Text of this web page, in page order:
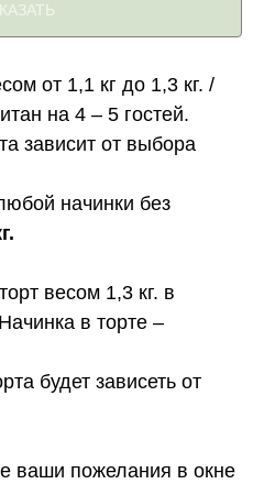
от 1,1 кг до 1,3 кг. /
на 4 – 5 гостей.
зависит от выбора
начинки без
весом 1,3 кг. в
в торте –
будет зависеть от
ваши пожелания в окне